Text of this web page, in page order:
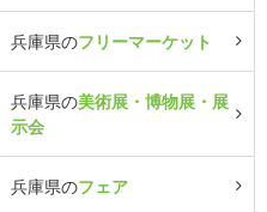
兵庫県のフリーマーケット
兵庫県の美術展・博物展・展
示会
兵庫県のフェア